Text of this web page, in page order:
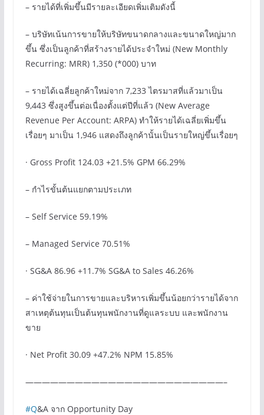
– รายได้ที่เพิ่มขึ้นมีรายละเอียดเพิ่มเติมดังนี้
– บริษัทเน้นการขายให้บริษัทขนาดกลางและขนาดใหญ่มาก
ขึ้น ซึ่งเป็นลูกค้าที่สร้างรายได้ประจำใหม่ (New Monthly
Recurring: MRR) 1,350 (*000) บาท
– รายได้เฉลี่ยลูกค้าใหม่จาก 7,233 ไตรมาสที่แล้วมาเป็น
9,443 ซึ่งสูงขึ้นต่อเนื่องตั้งแต่ปีที่แล้ว (New Average
Revenue Per Account: ARPA) ทำให้รายได้เฉลี่ยเพิ่มขึ้น
เรื่อยๆ มาเป็น 1,946 แสดงถึงลูกค้านั้นเป็นรายใหญ่ขึ้นเรื่อยๆ
· Gross Profit 124.03 +21.5% GPM 66.29%
– กําไรขั้นต้นแยกตามประเภท
– Self Service 59.19%
– Managed Service 70.51%
· SG&A 86.96 +11.7% SG&A to Sales 46.26%
– ค่าใช้จ่ายในการขายและบริหารเพิ่มขึ้นน้อยกว่ารายได้จาก
สาเหตุต้นทุนเป็นต้นทุนพนักงานที่ดูแลระบบ และพนักงาน
ขาย
· Net Profit 30.09 +47.2% NPM 15.85%
————————————————————————–
#Q&A จาก Opportunity Day